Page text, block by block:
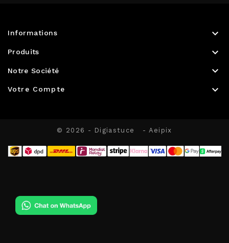
Informations 
Produits 
Notre Société 
Votre Compte 
© 2026 - Digiastuce - Aeipix